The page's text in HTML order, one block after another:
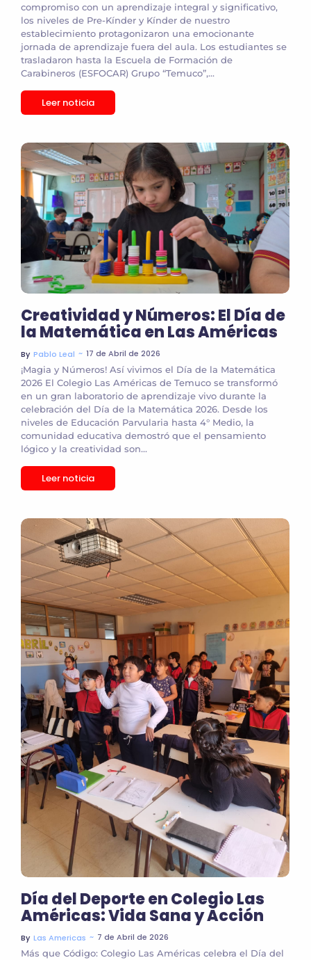
compromiso con un aprendizaje integral y significativo,
los niveles de Pre-Kínder y Kínder de nuestro
establecimiento protagonizaron una emocionante
jornada de aprendizaje fuera del aula. Los estudiantes se
trasladaron hasta la Escuela de Formación de
Carabineros (ESFOCAR) Grupo “Temuco”,...
Leer noticia
Creatividad y Números: El Día de
la Matemática en Las Américas
By Pablo Leal ~ 17 de Abril de 2026
¡Magia y Números! Así vivimos el Día de la Matemática
2026 El Colegio Las Américas de Temuco se transformó
en un gran laboratorio de aprendizaje vivo durante la
celebración del Día de la Matemática 2026. Desde los
niveles de Educación Parvularia hasta 4° Medio, la
comunidad educativa demostró que el pensamiento
lógico y la creatividad son...
Leer noticia
Día del Deporte en Colegio Las
Américas: Vida Sana y Acción
By Las Americas ~ 7 de Abril de 2026
Más que Código: Colegio Las Américas celebra el Día del